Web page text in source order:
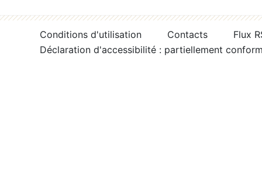
Conditions d'utilisation Contacts
Flux
Déclaration d'accessibilité : partiellement